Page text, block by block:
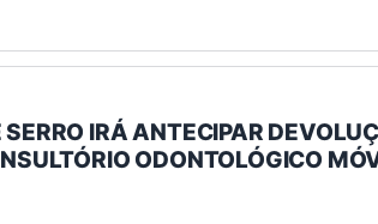
IRÁ ANTECIPAR
ODONTOLÓGICO